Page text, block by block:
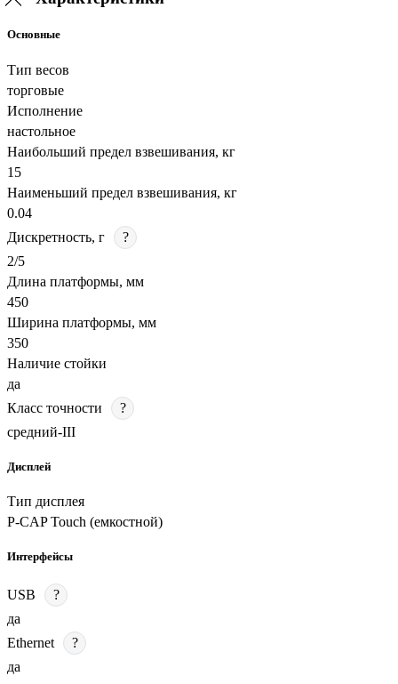
Основные
Тип весов
торговые
Исполнение
настольное
Наибольший предел взвешивания, кг
15
Наименьший предел взвешивания, кг
0.04
Дискретность, г
?
2/5
Длина платформы, мм
450
Ширина платформы, мм
350
Наличие стойки
да
Класс точности
?
средний-III
Дисплей
Тип дисплея
P-CAP Touch (емкостной)
Интерфейсы
USB
?
да
Ethernet
?
да